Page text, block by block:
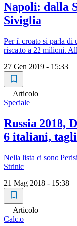
Napoli: dalla
Siviglia
Per il croato si parla di
riscatto a 22 milioni.
27 Gen 2019 - 15:33
Articolo
Speciale
Russia 2018,
6 italiani,
Nella lista ci sono
Strinic
21 Mag 2018 - 15:38
Articolo
Calcio